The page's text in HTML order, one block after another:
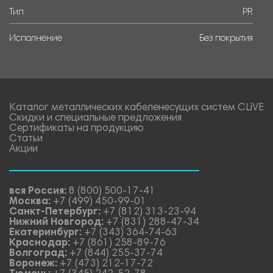
Тип PR
Исполнение Без покрытия
Каталог металлических кабеленесущих систем CLiVE
Скидки и специальные предложения
Сертификаты на продукцию
Статьи
Акции
вся Россия: 8 (800) 500-17-41
Москва: +7 (499) 450-99-01
Санкт-Петербург: +7 (812) 313-23-94
Нижний Новгород: +7 (831) 288-47-34
Екатеринбург: +7 (343) 364-74-63
Краснодар: +7 (861) 258-89-76
Волгоград: +7 (844) 255-37-74
Воронеж: +7 (473) 212-17-72